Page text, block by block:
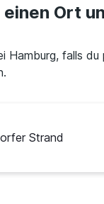
einen Ort
Hamburg, falls du
Strand